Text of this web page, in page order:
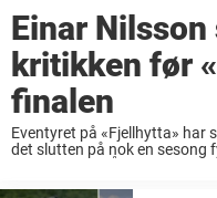
Einar Nilsson
kritikken før
finalen
Eventyret på «Fjellhytta» har
det slutten på nok en sesong